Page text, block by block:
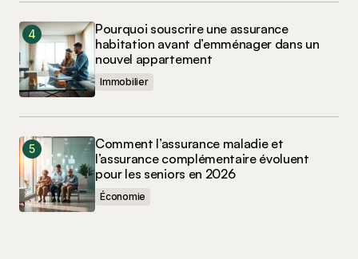
Pourquoi souscrire une assurance
habitation avant d’emménager dans un
nouvel appartement
Immobilier
Comment l’assurance maladie et
l’assurance complémentaire évoluent
pour les seniors en 2026
Économie